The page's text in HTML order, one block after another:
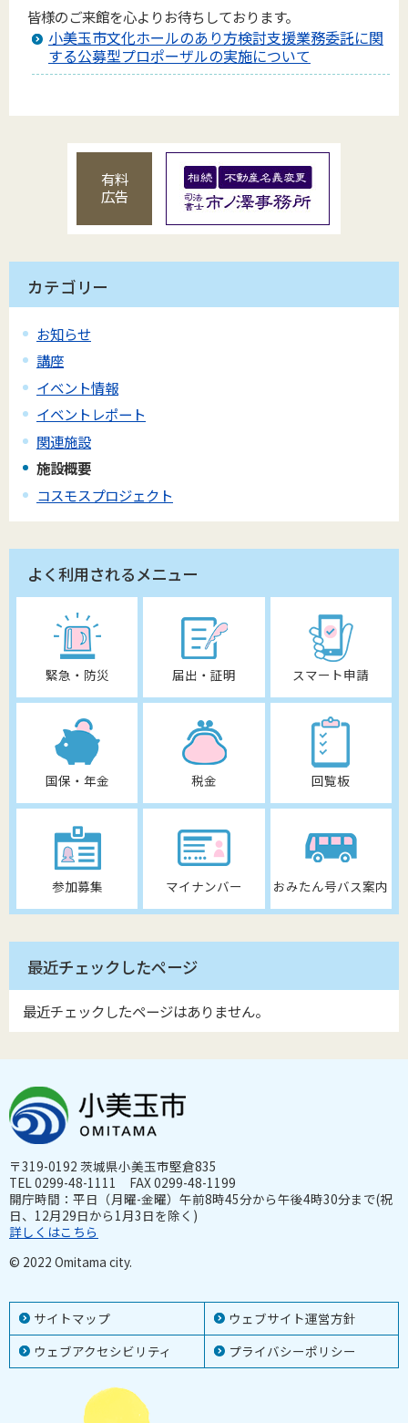
皆様のご来館を心よりお待ちしております。
小美玉市文化ホールのあり方検討支援業務委託に関
する公募型プロポーザルの実施について
有料
広告
カテゴリー
お知らせ
講座
イベント情報
イベントレポート
関連施設
施設概要
コスモスプロジェクト
よく利用されるメニュー
緊急・防災 届出・証明 スマート申請
国保・年金 税金 回覧板
参加募集 マイナンバー おみたん号バス案内
最近チェックしたページ
最近チェックしたページはありません。
サイトマップ
ウェブサイト運営方針
ウェブアクセシビリティ
プライバシーポリシー
〒319-0192 茨城県小美玉市堅倉835
TEL 0299-48-1111 FAX 0299-48-1199
開庁時間：平日（月曜-金曜）午前8時45分から午後4時30分まで(祝
日、12月29日から1月3日を除く)
詳しくはこちら
© 2022 Omitama city.